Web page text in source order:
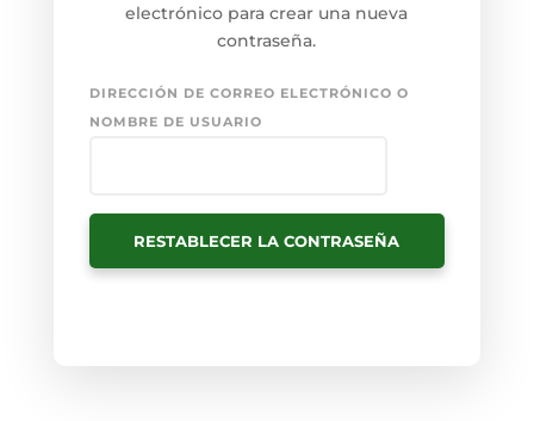
electrónico para crear una nueva
contraseña.
DIRECCIÓN DE CORREO ELECTRÓNICO O
NOMBRE DE USUARIO
RESTABLECER LA CONTRASEÑA